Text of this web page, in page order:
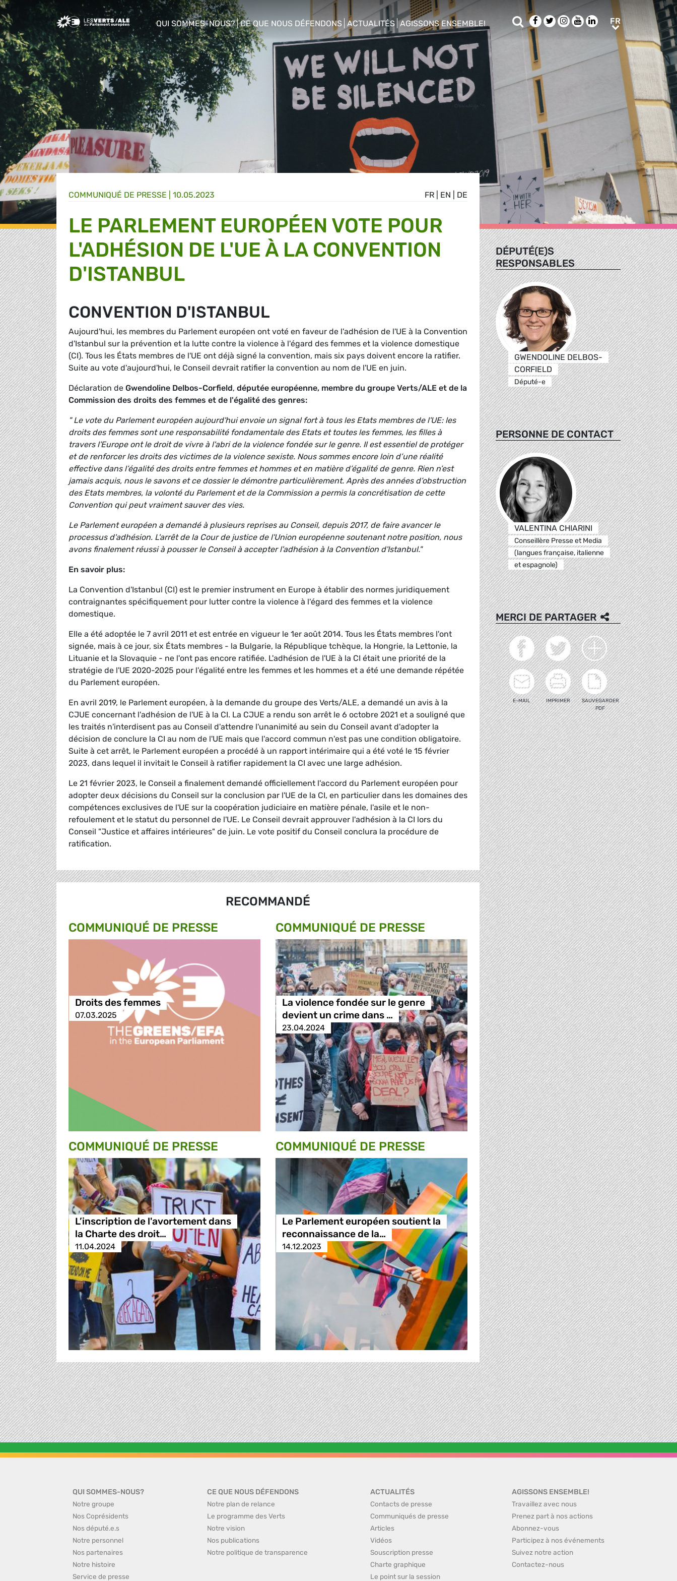
Greens/EFA Home
QUI SOMMES-NOUS?
show/hide sub menu
CE QUE NOUS DÉFENDONS
show/hide sub menu
ACTUALITÉS
show/hide sub menu
AGISSONS ENSEMBLE!
show/hide sub menu
Rechercher
Facebook
TwitterInstagram
YoutubeLinkedIn
FRFR
FR EN DE
COMMUNIQUÉ DE PRESSE 10.05.2023
LE PARLEMENT EUROPÉEN VOTE POUR
L'ADHÉSION DE L'UE À LA CONVENTION
D'ISTANBUL
CONVENTION D'ISTANBUL
Aujourd'hui, les membres du Parlement européen ont voté en faveur de l'adhésion de l'UE à la Convention
d'Istanbul sur la prévention et la lutte contre la violence à l'égard des femmes et la violence domestique
(CI). Tous les États membres de l'UE ont déjà signé la convention, mais six pays doivent encore la ratifier.
Suite au vote d'aujourd'hui, le Conseil devrait ratifier la convention au nom de l'UE en juin.
Déclaration de Gwendoline Delbos-Corfield, députée européenne, membre du groupe Verts/ALE et de la
Commission des droits des femmes et de l'égalité des genres:
" Le vote du Parlement européen aujourd'hui envoie un signal fort à tous les Etats membres de l'UE: les
droits des femmes sont une responsabilité fondamentale des Etats et toutes les femmes, les filles à
travers l'Europe ont le droit de vivre à l'abri de la violence fondée sur le genre. Il est essentiel de protéger
et de renforcer les droits des victimes de la violence sexiste. Nous sommes encore loin d’une réalité
effective dans l’égalité des droits entre femmes et hommes et en matière d’égalité de genre. Rien n’est
jamais acquis, nous le savons et ce dossier le démontre particulièrement. Après des années d’obstruction
des Etats membres, la volonté du Parlement et de la Commission a permis la concrétisation de cette
Convention qui peut vraiment sauver des vies.
Le Parlement européen a demandé à plusieurs reprises au Conseil, depuis 2017, de faire avancer le
processus d'adhésion. L'arrêt de la Cour de justice de l'Union européenne soutenant notre position, nous
avons finalement réussi à pousser le Conseil à accepter l'adhésion à la Convention d'Istanbul."
En savoir plus:
La Convention d'Istanbul (CI) est le premier instrument en Europe à établir des normes juridiquement
contraignantes spécifiquement pour lutter contre la violence à l'égard des femmes et la violence
domestique.
Elle a été adoptée le 7 avril 2011 et est entrée en vigueur le 1er août 2014. Tous les États membres l'ont
signée, mais à ce jour, six États membres - la Bulgarie, la République tchèque, la Hongrie, la Lettonie, la
Lituanie et la Slovaquie - ne l'ont pas encore ratifiée. L'adhésion de l'UE à la CI était une priorité de la
stratégie de l'UE 2020-2025 pour l'égalité entre les femmes et les hommes et a été une demande répétée
du Parlement européen.
En avril 2019, le Parlement européen, à la demande du groupe des Verts/ALE, a demandé un avis à la
CJUE concernant l'adhésion de l'UE à la CI. La CJUE a rendu son arrêt le 6 octobre 2021 et a souligné que
les traités n'interdisent pas au Conseil d'attendre l'unanimité au sein du Conseil avant d'adopter la
décision de conclure la CI au nom de l'UE mais que l'accord commun n'est pas une condition obligatoire.
Suite à cet arrêt, le Parlement européen a procédé à un rapport intérimaire qui a été voté le 15 février
2023, dans lequel il invitait le Conseil à ratifier rapidement la CI avec une large adhésion.
Le 21 février 2023, le Conseil a finalement demandé officiellement l'accord du Parlement européen pour
adopter deux décisions du Conseil sur la conclusion par l'UE de la CI, en particulier dans les domaines des
compétences exclusives de l'UE sur la coopération judiciaire en matière pénale, l'asile et le non-
refoulement et le statut du personnel de l'UE. Le Conseil devrait approuver l'adhésion à la CI lors du
Conseil "Justice et affaires intérieures" de juin. Le vote positif du Conseil conclura la procédure de
ratification.
RECOMMANDÉ
COMMUNIQUÉ DE PRESSE
Droits des femmes
07.03.2025
COMMUNIQUÉ DE PRESSE
La violence fondée sur le genre
devient un crime dans …
23.04.2024
COMMUNIQUÉ DE PRESSE
L’inscription de l'avortement dans
la Charte des droit…
11.04.2024
COMMUNIQUÉ DE PRESSE
Le Parlement européen soutient la
reconnaissance de la…
14.12.2023
DÉPUTÉ(E)S
RESPONSABLES
GWENDOLINE DELBOS-
CORFIELD
Député-e
PERSONNE DE CONTACT
VALENTINA CHIARINI
Conseillère Presse et Media
(langues française, italienne
et espagnole)
MERCI DE PARTAGER
E-MAIL IMPRIMER
SAUVEGARDER
PDF
QUI SOMMES-NOUS?
Notre groupe
Nos Coprésidents
Nos député.e.s
Notre personnel
Nos partenaires
Notre histoire
Service de presse
CE QUE NOUS DÉFENDONS
Notre plan de relance
Le programme des Verts
Notre vision
Nos publications
Notre politique de transparence
ACTUALITÉS
Contacts de presse
Communiqués de presse
Articles
Vidéos
Souscription presse
Charte graphique
Le point sur la session
AGISSONS ENSEMBLE!
Travaillez avec nous
Prenez part à nos actions
Abonnez-vous
Participez à nos événements
Suivez notre action
Contactez-nous